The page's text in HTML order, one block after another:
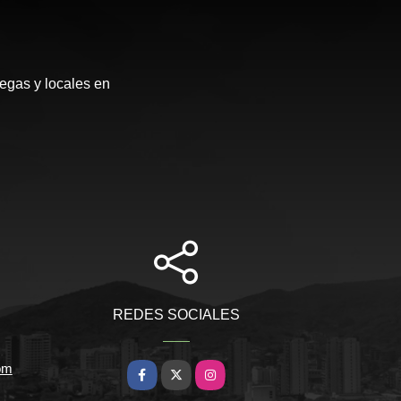
y locales en
REDES SOCIALES
Facebook
X Instagram